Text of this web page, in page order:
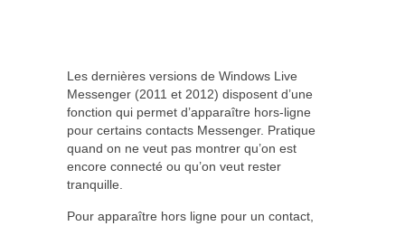
Les dernières versions de Windows Live
Messenger (2011 et 2012) disposent d’une
fonction qui permet d’apparaître hors-ligne
pour certains contacts Messenger. Pratique
quand on ne veut pas montrer qu’on est
encore connecté ou qu’on veut rester
tranquille.
Pour apparaître hors ligne pour un contact,